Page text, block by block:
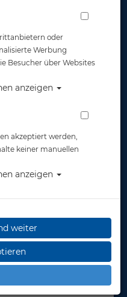
HD Fin -
€
oder
Werbung
Besucher über Websites
anzeigen
akzeptiert werden,
keiner manuellen
anzeigen
weiter